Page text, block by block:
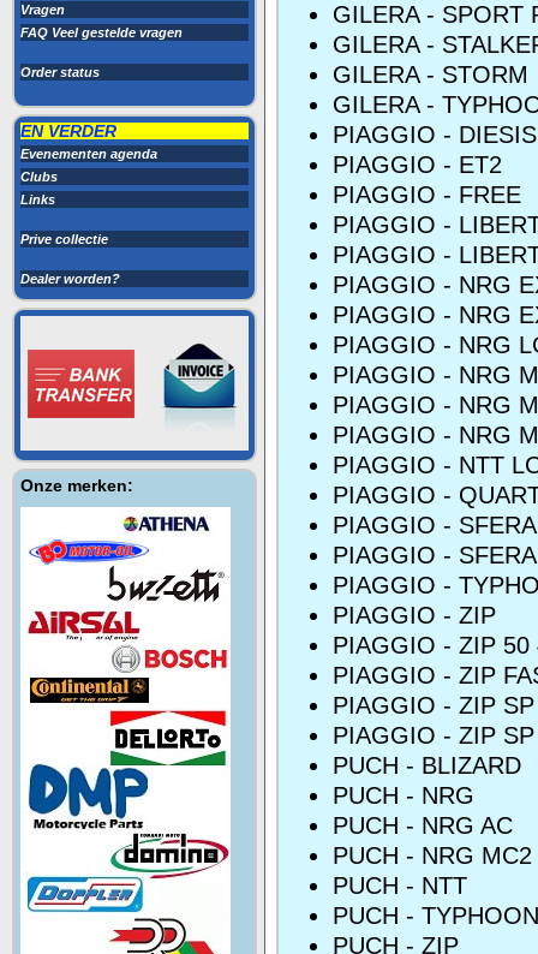
Vragen
FAQ Veel gestelde vragen
Order status
EN VERDER
Evenementen agenda
Clubs
Links
Prive collectie
Dealer worden?
Onze merken:
GILERA - SPORT
GILERA -
GILERA - STORM
GILERA -
PIAGGIO - DIESIS
PIAGGIO - ET2
PIAGGIO - FREE
PIAGGIO -
PIAGGIO -
PIAGGIO - NRG
PIAGGIO - NRG
PIAGGIO - NRG
PIAGGIO - NRG
PIAGGIO - NRG
PIAGGIO - NRG
PIAGGIO - NTT
PIAGGIO -
PIAGGIO - SFERA
PIAGGIO -
PIAGGIO -
PIAGGIO - ZIP
PIAGGIO - ZIP 50
PIAGGIO - ZIP
PIAGGIO - ZIP
PIAGGIO - ZIP
PUCH - BLIZARD
PUCH - NRG
PUCH - NRG AC
PUCH - NRG MC2
PUCH - NTT
PUCH - TYPHOON
PUCH - ZIP